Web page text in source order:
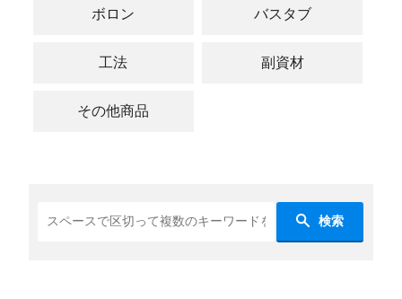
ボロン バスタブ
工法 副資材
その他商品
検索